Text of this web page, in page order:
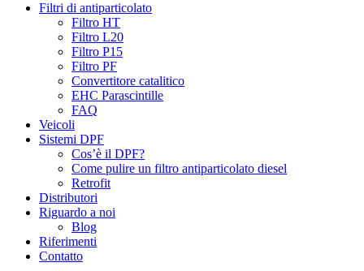
Filtri di antiparticolato
Filtro HT
Filtro L20
Filtro P15
Filtro PF
Convertitore catalitico
EHC Parascintille
FAQ
Veicoli
Sistemi DPF
Cos’è il DPF?
Come pulire un filtro antiparticolato diesel
Retrofit
Distributori
Riguardo a noi
Blog
Riferimenti
Contatto